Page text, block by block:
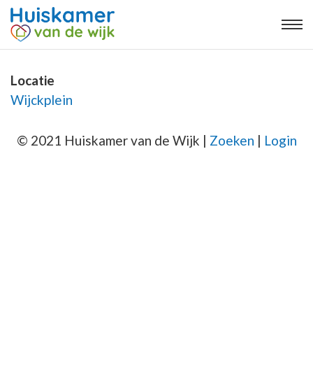
Locatie
Wijckplein
© 2021 Huiskamer van de Wijk | Zoeken | Login